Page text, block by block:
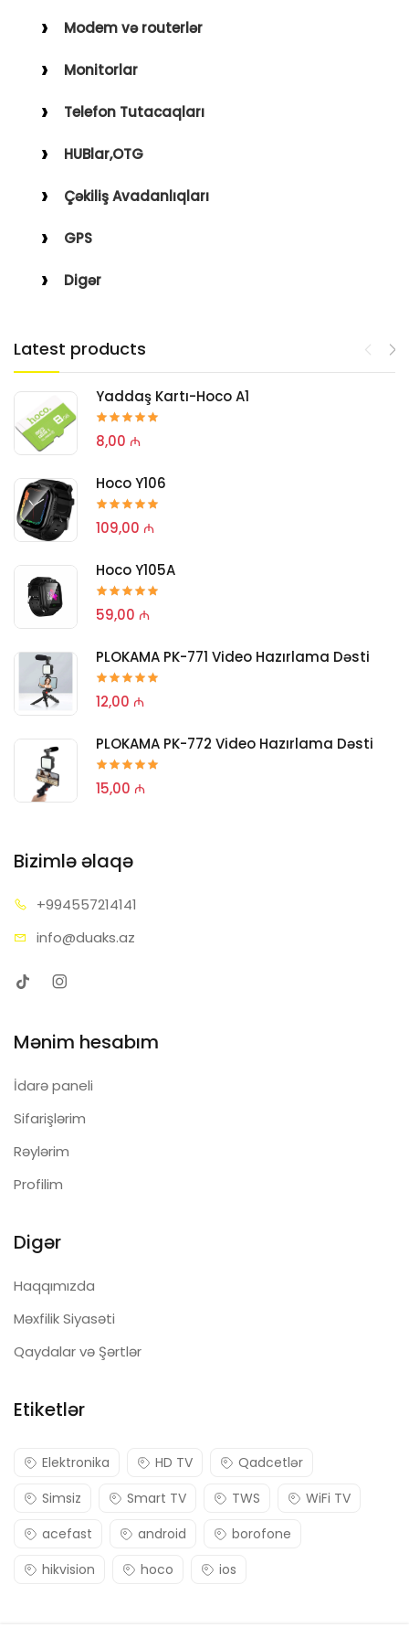
Modem və routerlər
Monitorlar
Telefon Tutacaqları
HUBlar,OTG
Çəkiliş Avadanlıqları
GPS
Digər
Latest products
Yaddaş Kartı-Hoco A1
8,00 ₼
Hoco Y106
109,00 ₼
Hoco Y105A
59,00 ₼
PLOKAMA PK-771 Video Hazırlama Dəsti
12,00 ₼
PLOKAMA PK-772 Video Hazırlama Dəsti
15,00 ₼
Bizimlə əlaqə
+994557214141
info@duaks.az
Mənim hesabım
İdarə paneli
Sifarişlərim
Rəylərim
Profilim
Digər
Haqqımızda
Məxfilik Siyasəti
Qaydalar və Şərtlər
Etiketlər
Elektronika HD TV
Qadcetlər
Simsiz
Smart TV TWS
WiFi TV
acefast
android
borofone
hikvision
hoco ios